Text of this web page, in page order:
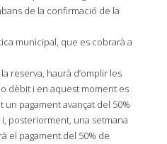
de la confirmació de la
municipal, que es cobrarà a
reserva, haurà d’omplir les
dèbit i en aquest moment es
pagament avançat del 50%
posteriorment, una setmana
el pagament del 50% de